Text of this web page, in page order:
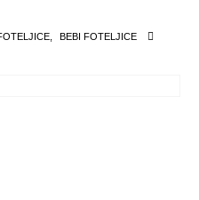
BEBI FOTELJICE